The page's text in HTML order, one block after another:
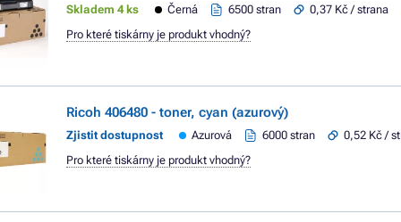
Skladem 4 ks Černá 6500 stran
0,37 Kč / strana
Pro které tiskárny je produkt vhodný?
Ricoh 406480 - toner, cyan (azurový)
Zjistit dostupnost Azurová 6000 stran
0,52 Kč /
Pro které tiskárny je produkt vhodný?